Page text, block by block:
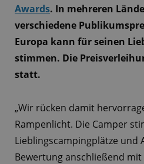
Awards. In mehreren
verschiedene
Europa kann für seinen
stimmen. Die
statt.
„Wir rücken damit
Rampenlicht. Die Camper
Lieblingscampingplätze und
Bewertung anschließend